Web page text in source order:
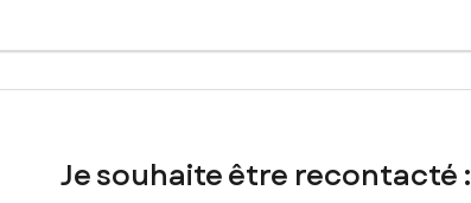
Je souhaite être recontacté :